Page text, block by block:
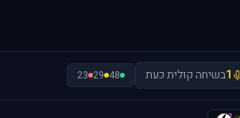
1בשיחה קולית כעת 48
29
23